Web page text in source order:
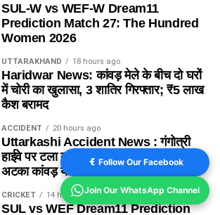
SUL-W vs WEF-W Dream11
Prediction Match 27: The Hundred
Women 2026
UTTARAKHAND 18 hours ago
Haridwar News: कांवड़ मेले के बीच दो घरों
में चोरी का खुलासा, 3 शातिर गिरफ्तार; ₹5 लाख
कैश बरामद
ACCIDENT 20 hours ago
Uttarkashi Accident News : गंगोत्री
हाईवे पर टला बड़ा हादसा , खाई के मुहाने पर
अटका कांवड़ यात्रियों से भरा एक पिकअप
CRICKET 14 hours ago
SUL vs WEF Dream11 Prediction
Follow Our Facebook
Join Our WhatsApp Channel